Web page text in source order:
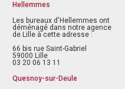
Hellemmes
Les bureaux d'Hellemmes ont
déménagé dans notre agence
de Lille à cette adresse :
66 bis rue Saint-Gabriel
59000 Lille
03 20 06 13 11
Quesnoy-sur-Deule